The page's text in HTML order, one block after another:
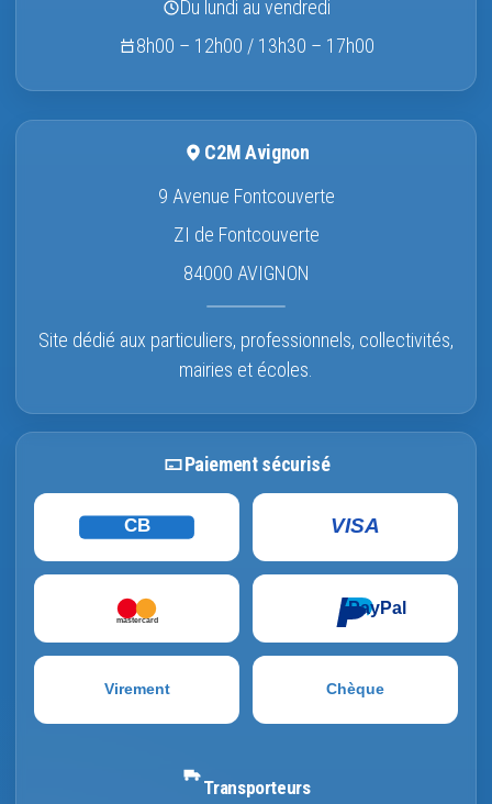
Du lundi au vendredi
8h00 – 12h00 / 13h30 – 17h00
C2M Avignon
9 Avenue Fontcouverte
ZI de Fontcouverte
84000 AVIGNON
Site dédié aux particuliers, professionnels, collectivités,
mairies et écoles.
Paiement sécurisé
CB VISA
mastercard
PayPal
Virement Chèque
Transporteurs